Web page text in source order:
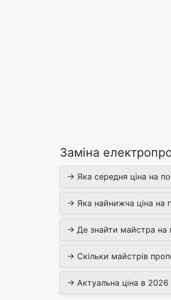
Заміна
→ Яка середня ціна на
→ Яка найнижча ціна на
→ Де знайти майстра на
→ Скільки майстрів
→ Актуальна ціна в 2026